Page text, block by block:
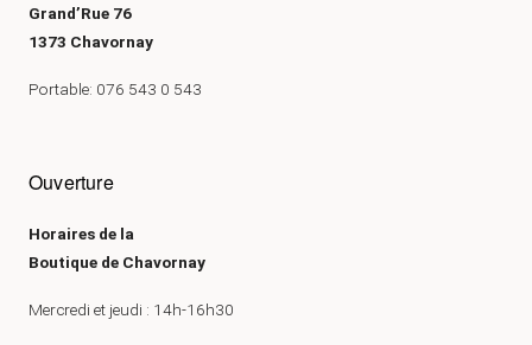
Grand’Rue 76
1373 Chavornay
Portable: 076 543 0 543
Ouverture
Horaires de la
Boutique de Chavornay
Mercredi et jeudi : 14h-16h30